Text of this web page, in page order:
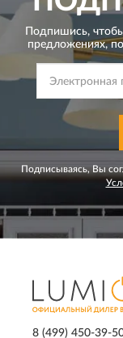
Подпишись,
предложениях,
Подписываясь, Вы
8 (499) 450-39-